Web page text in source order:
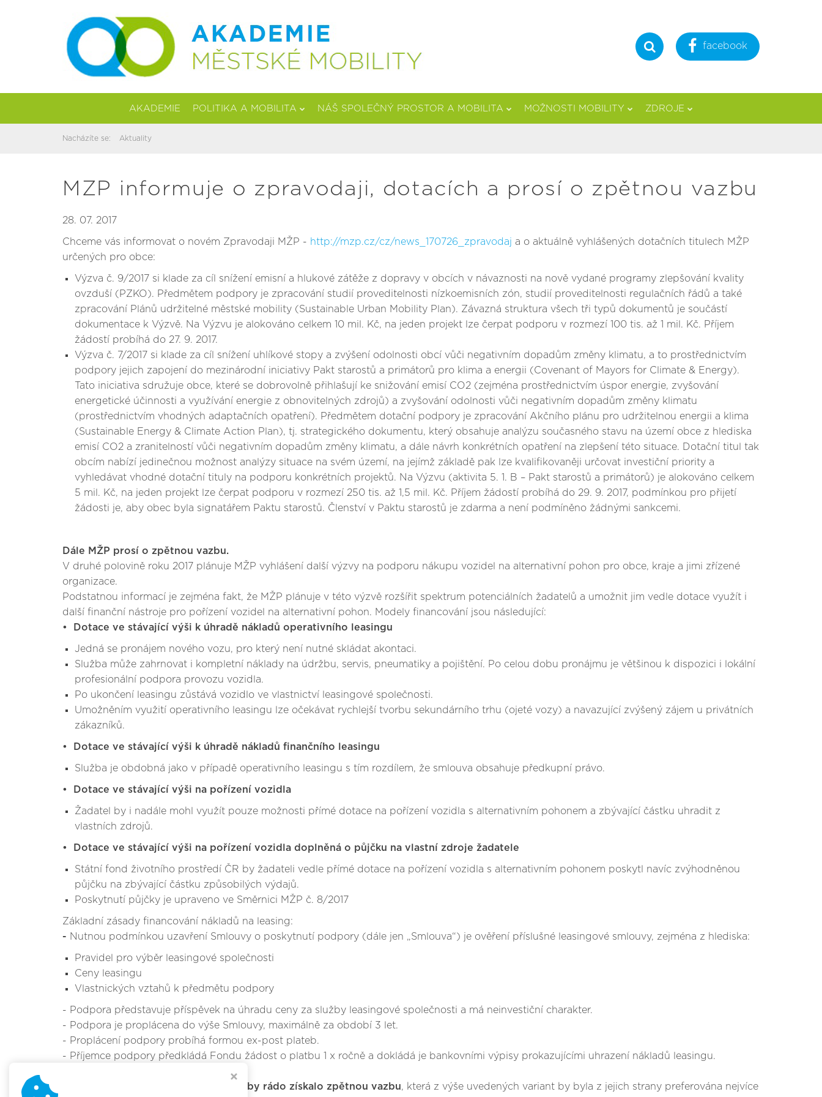
Hledat facebook
AKADEMIE POLITIKA A MOBILITA NÁŠ SPOLEČNÝ PROSTOR A MOBILITA MOŽNOSTI MOBILITY ZDROJE
Nacházíte se: Aktuality
MZP informuje o zpravodaji, dotacích a prosí o zpětnou vazbu
28. 07. 2017
Chceme vás informovat o novém Zpravodaji MŽP - http://mzp.cz/cz/news_170726_zpravodaj a o aktuálně vyhlášených dotačních titulech MŽP
určených pro obce:
Výzva č. 9/2017 si klade za cíl snížení emisní a hlukové zátěže z dopravy v obcích v návaznosti na nově vydané programy zlepšování kvality
ovzduší (PZKO). Předmětem podpory je zpracování studií proveditelnosti nízkoemisních zón, studií proveditelnosti regulačních řádů a také
zpracování Plánů udržitelné městské mobility (Sustainable Urban Mobility Plan). Závazná struktura všech tři typů dokumentů je součástí
dokumentace k Výzvě. Na Výzvu je alokováno celkem 10 mil. Kč, na jeden projekt lze čerpat podporu v rozmezí 100 tis. až 1 mil. Kč. Příjem
žádostí probíhá do 27. 9. 2017.
Výzva č. 7/2017 si klade za cíl snížení uhlíkové stopy a zvýšení odolnosti obcí vůči negativním dopadům změny klimatu, a to prostřednictvím
podpory jejich zapojení do mezinárodní iniciativy Pakt starostů a primátorů pro klima a energii (Covenant of Mayors for Climate & Energy).
Tato iniciativa sdružuje obce, které se dobrovolně přihlašují ke snižování emisí CO2 (zejména prostřednictvím úspor energie, zvyšování
energetické účinnosti a využívání energie z obnovitelných zdrojů) a zvyšování odolnosti vůči negativním dopadům změny klimatu
(prostřednictvím vhodných adaptačních opatření). Předmětem dotační podpory je zpracování Akčního plánu pro udržitelnou energii a klima
(Sustainable Energy & Climate Action Plan), tj. strategického dokumentu, který obsahuje analýzu současného stavu na území obce z hlediska
emisí CO2 a zranitelností vůči negativním dopadům změny klimatu, a dále návrh konkrétních opatření na zlepšení této situace. Dotační titul tak
obcím nabízí jedinečnou možnost analýzy situace na svém území, na jejímž základě pak lze kvalifikovaněji určovat investiční priority a
vyhledávat vhodné dotační tituly na podporu konkrétních projektů. Na Výzvu (aktivita 5. 1. B – Pakt starostů a primátorů) je alokováno celkem
5 mil. Kč, na jeden projekt lze čerpat podporu v rozmezí 250 tis. až 1,5 mil. Kč. Příjem žádostí probíhá do 29. 9. 2017, podmínkou pro přijetí
žádosti je, aby obec byla signatářem Paktu starostů. Členství v Paktu starostů je zdarma a není podmíněno žádnými sankcemi.
Dále MŽP prosí o zpětnou vazbu.
V druhé polovině roku 2017 plánuje MŽP vyhlášení další výzvy na podporu nákupu vozidel na alternativní pohon pro obce, kraje a jimi zřízené
organizace.
Podstatnou informací je zejména fakt, že MŽP plánuje v této výzvě rozšířit spektrum potenciálních žadatelů a umožnit jim vedle dotace využít i
další finanční nástroje pro pořízení vozidel na alternativní pohon. Modely financování jsou následující:
• Dotace ve stávající výši k úhradě nákladů operativního leasingu
Jedná se pronájem nového vozu, pro který není nutné skládat akontaci.
Služba může zahrnovat i kompletní náklady na údržbu, servis, pneumatiky a pojištění. Po celou dobu pronájmu je většinou k dispozici i lokální
profesionální podpora provozu vozidla.
Po ukončení leasingu zůstává vozidlo ve vlastnictví leasingové společnosti.
Umožněním využití operativního leasingu lze očekávat rychlejší tvorbu sekundárního trhu (ojeté vozy) a navazující zvýšený zájem u privátních
zákazníků.
• Dotace ve stávající výši k úhradě nákladů finančního leasingu
Služba je obdobná jako v případě operativního leasingu s tím rozdílem, že smlouva obsahuje předkupní právo.
• Dotace ve stávající výši na pořízení vozidla
Žadatel by i nadále mohl využít pouze možnosti přímé dotace na pořízení vozidla s alternativním pohonem a zbývající částku uhradit z
vlastních zdrojů.
• Dotace ve stávající výši na pořízení vozidla doplněná o půjčku na vlastní zdroje žadatele
Státní fond životního prostředí ČR by žadateli vedle přímé dotace na pořízení vozidla s alternativním pohonem poskytl navíc zvýhodněnou
půjčku na zbývající částku způsobilých výdajů.
Poskytnutí půjčky je upraveno ve Směrnici MŽP č. 8/2017
Základní zásady financování nákladů na leasing:
- Nutnou podmínkou uzavření Smlouvy o poskytnutí podpory (dále jen „Smlouva“) je ověření příslušné leasingové smlouvy, zejména z hlediska:
Pravidel pro výběr leasingové společnosti
Ceny leasingu
Vlastnických vztahů k předmětu podpory
- Podpora představuje příspěvek na úhradu ceny za služby leasingové společnosti a má neinvestiční charakter.
- Podpora je proplácena do výše Smlouvy, maximálně za období 3 let.
- Proplácení podpory probíhá formou ex-post plateb.
- Příjemce podpory předkládá Fondu žádost o platbu 1 x ročně a dokládá je bankovními výpisy prokazujícími uhrazení nákladů leasingu.
by rádo získalo zpětnou vazbu, která z výše uvedených variant by byla z jejich strany preferována nejvíce